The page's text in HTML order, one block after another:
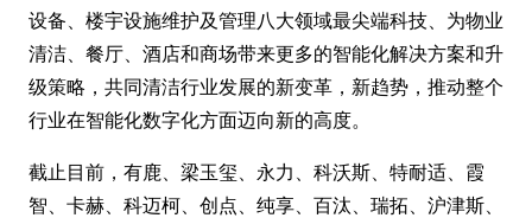
设备、楼宇设施维护及管理八大领域最尖端科技、为物业
清洁、餐厅、酒店和商场带来更多的智能化解决方案和升
级策略，共同清洁行业发展的新变革，新趋势，推动整个
行业在智能化数字化方面迈向新的高度。
截止目前，有鹿、梁玉玺、永力、科沃斯、特耐适、霞
智、卡赫、科迈柯、创点、纯享、百汰、瑞拓、沪津斯、